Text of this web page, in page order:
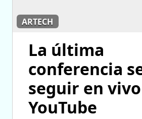
ARTECH
La última
conferencia
seguir en
YouTube